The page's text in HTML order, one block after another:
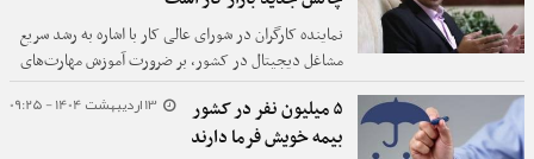
نماینده کارگران در شورای عالی کار با اشاره به رشد سریع
مشاغل دیجیتال در کشور، بر ضرورت آموزش مهارت‌های
نوین، حمایت قانونی از نیروی کار و توجه به دستمزدها
تاکید کرد و گفت: بازار کار در حال تغییر است و نسل
جدید باید با مهارت‌های دیجیتال تجهیز شود.
13 اردیبهشت 1404 - 09:25
۵ میلیون نفر در کشور
بیمه خویش فرما دارند